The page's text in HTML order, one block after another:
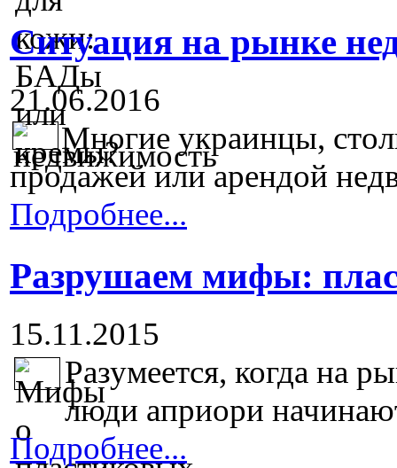
Ситуация на рынке
21.06.2016
Многие украинцы,
продажей или арендой
Подробнее...
Разрушаем мифы:
15.11.2015
Разумеется, когда на
люди априори
Подробнее...